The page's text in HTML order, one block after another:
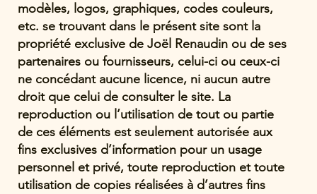
modèles, logos, graphiques, codes couleurs,
etc. se trouvant dans le présent site sont la
propriété exclusive de Joël Renaudin ou de ses
partenaires ou fournisseurs, celui-ci ou ceux-ci
ne concédant aucune licence, ni aucun autre
droit que celui de consulter le site. La
reproduction ou l’utilisation de tout ou partie
de ces éléments est seulement autorisée aux
fins exclusives d’information pour un usage
personnel et privé, toute reproduction et toute
utilisation de copies réalisées à d’autres fins